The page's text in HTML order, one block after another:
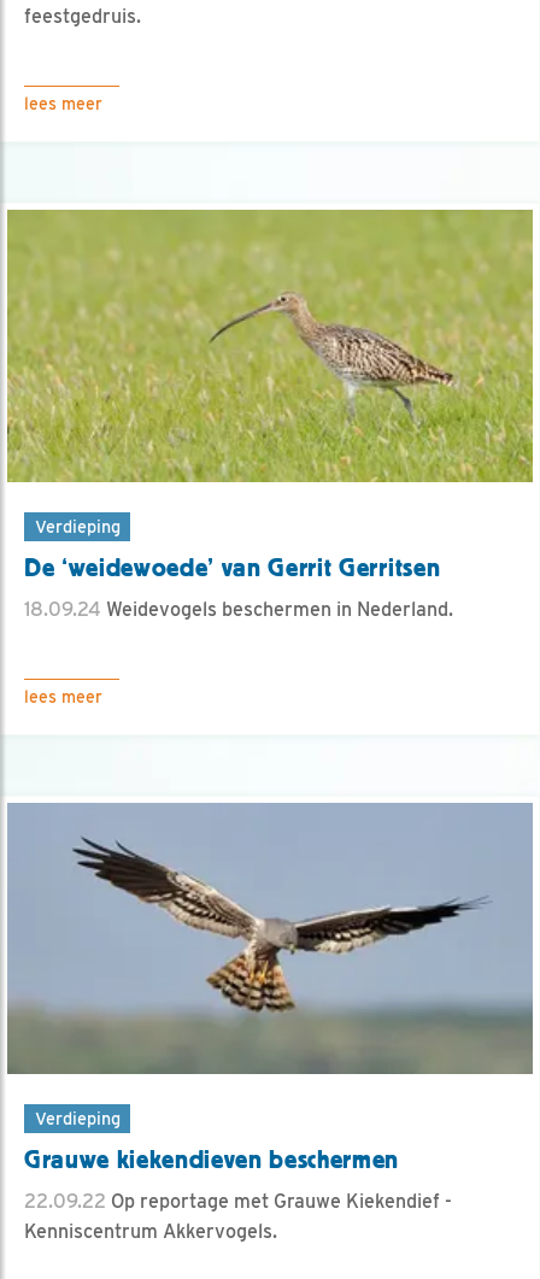
feestgedruis.
lees meer
Verdieping
De ‘weidewoede’ van Gerrit Gerritsen
18.09.24 Weidevogels beschermen in Nederland.
lees meer
Verdieping
Grauwe kiekendieven beschermen
22.09.22 Op reportage met Grauwe Kiekendief -
Kenniscentrum Akkervogels.